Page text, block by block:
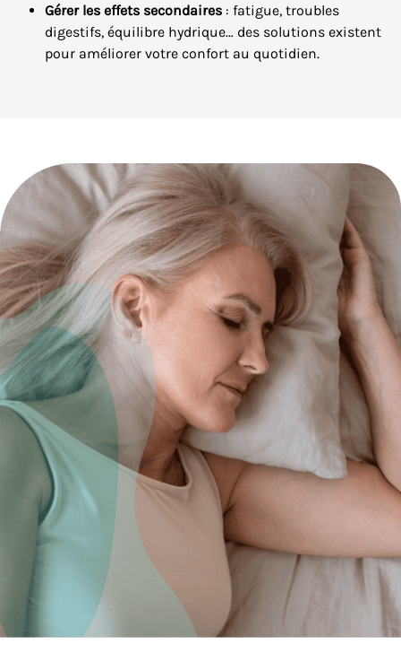
Gérer les effets secondaires : fatigue, troubles
digestifs, équilibre hydrique… des solutions existent
pour améliorer votre confort au quotidien.